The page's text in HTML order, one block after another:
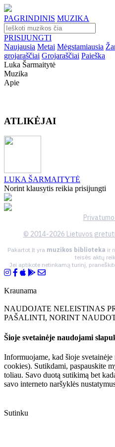
PAGRINDINIS MUZIKA
PRISIJUNGTI
Naujausia Metai Mėgstamiausia
grojaraščiai Grojaraščiai Paieška
Luka Šarmaitytė
Muzika
Apie
ATLIKĖJAI
LUKA ŠARMAITYTĖ
Norint klausytis reikia prisijungti
© 2014-2026 Lietuvos
Pakartot.lt yra muzikos biblioteka ir
teisės aktų
Jei aptikote netinkamą turinį,
Kraunama
NAUDOJATE NELEISTINAS
PAŠALINTI, NORINT
Šioje svetainėje naudojami
Informuojame, kad šioje
cookies). Sutikdami, paspauskite
toliau. Savo duotą sutikimą bet
savo interneto naršyklės
Sutinku